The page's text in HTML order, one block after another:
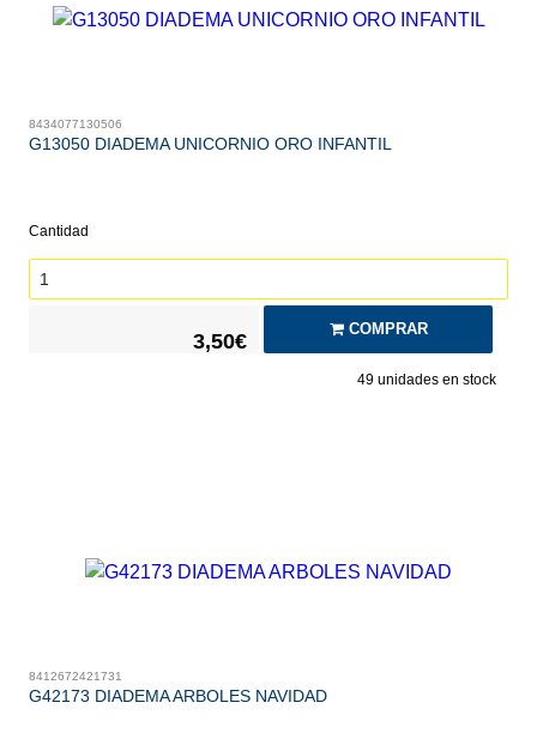
8434077130506
G13050 DIADEMA UNICORNIO ORO INFANTIL
Cantidad
3,50€
COMPRAR
49unidades en stock
8412672421731
G42173 DIADEMA ARBOLES NAVIDAD